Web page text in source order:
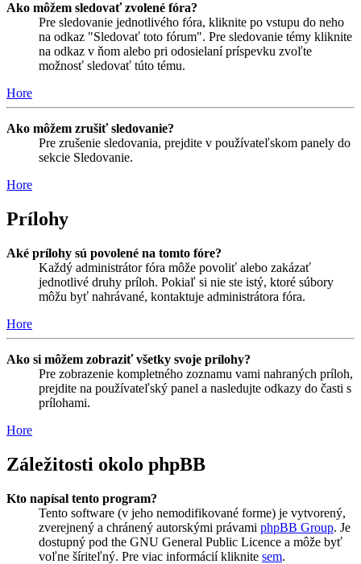
Ako môžem sledovať zvolené fóra?
Pre sledovanie jednotlivého fóra, kliknite po vstupu do neho
na odkaz "Sledovať toto fórum". Pre sledovanie témy kliknite
na odkaz v ňom alebo pri odosielaní príspevku zvoľte
možnosť sledovať túto tému.
Hore
Ako môžem zrušiť sledovanie?
Pre zrušenie sledovania, prejdite v používateľskom panely do
sekcie Sledovanie.
Hore
Prílohy
Aké prílohy sú povolené na tomto fóre?
Každý administrátor fóra môže povoliť alebo zakázať
jednotlivé druhy príloh. Pokiaľ si nie ste istý, ktoré súbory
môžu byť nahrávané, kontaktuje administrátora fóra.
Hore
Ako si môžem zobraziť všetky svoje prílohy?
Pre zobrazenie kompletného zoznamu vami nahraných príloh,
prejdite na používateľský panel a nasledujte odkazy do časti s
prílohami.
Hore
Záležitosti okolo phpBB
Kto napísal tento program?
Tento software (v jeho nemodifikované forme) je vytvorený,
zverejnený a chránený autorskými právami phpBB Group. Je
dostupný pod the GNU General Public Licence a môže byť
voľne šíriteľný. Pre viac informácií kliknite sem.